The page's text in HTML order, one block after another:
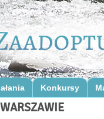
Konkursy